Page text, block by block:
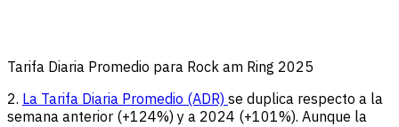
Tarifa Diaria Promedio para Rock am Ring 2025
2. La Tarifa Diaria Promedio (ADR) se duplica respecto a la
semana anterior (+124%) y a 2024 (+101%). Aunque la